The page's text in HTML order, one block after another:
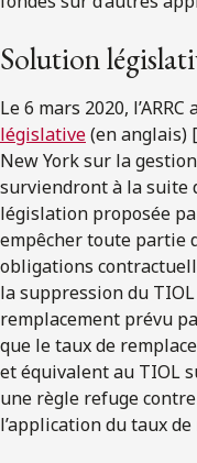
Solution
Le 6 mars 2020,
législative(en anglais)
New York sur la
surviendront à la suite
législation proposée
empêcher toute partie
obligations
la suppression du
remplacement prévu
que le taux de
et équivalent au TIOL
une règle refuge
l’application du taux